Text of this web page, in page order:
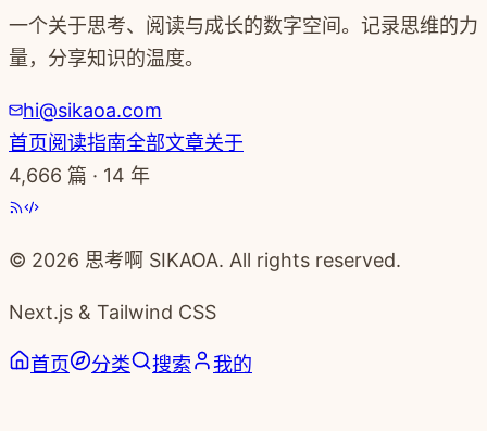
一个关于思考、阅读与成长的数字空间。记录思维的力
量，分享知识的温度。
hi@sikaoa.com
首页阅读指南全部文章关于
4,666 篇 · 14 年
© 2026 思考啊 SIKAOA. All rights reserved.
Next.js & Tailwind CSS
首页 分类 搜索 我的